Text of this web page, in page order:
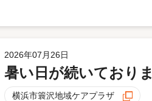
2026年07月26日
暑い日が続いておりま
横浜市簑沢地域ケアプラザ